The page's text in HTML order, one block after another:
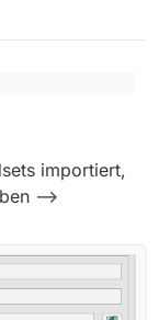
kein Problem,
sind nur für
die aus Java
importiert,
-->